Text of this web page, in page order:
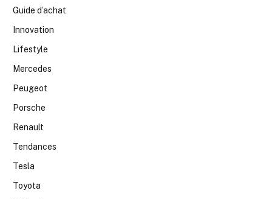
Guide d’achat
Innovation
Lifestyle
Mercedes
Peugeot
Porsche
Renault
Tendances
Tesla
Toyota